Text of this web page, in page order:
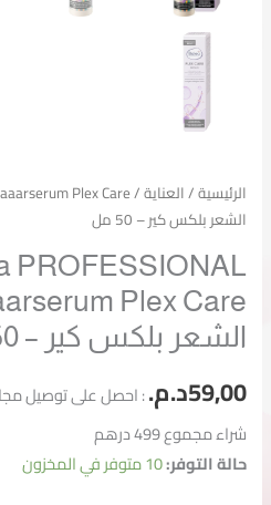
الرئيسية/العناية
الشعر بلكس كير – 50 مل
PROFESSIONAL
الشعر بلكس كير – 50 مل
59,00د.م.: احصل على توصيل مجاني
شراء مجموع 499 درهم
حالة التوفر:10 متوفر في المخزون